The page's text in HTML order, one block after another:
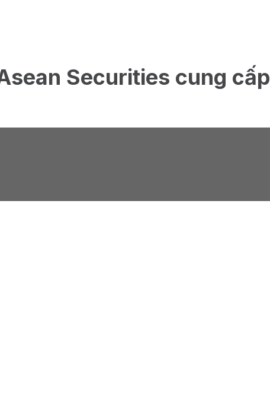
Securities cung cấp